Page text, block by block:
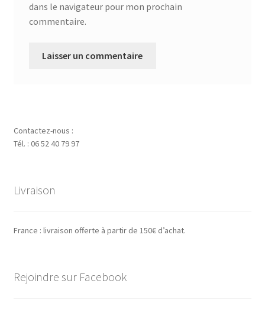
dans le navigateur pour mon prochain
commentaire.
Contactez-nous :
Tél. : 06 52 40 79 97
Livraison
France : livraison offerte à partir de 150€ d’achat.
Rejoindre sur Facebook